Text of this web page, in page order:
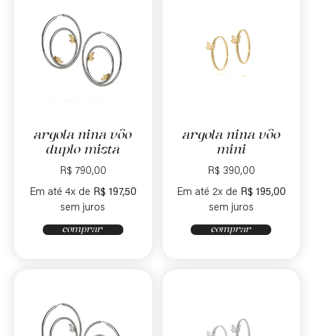
argola nina vôo
duplo mista
R$ 790,00
Em até 4x de R$ 197,50
sem juros
comprar
argola nina vôo
mini
R$ 390,00
Em até 2x de R$ 195,00
sem juros
comprar